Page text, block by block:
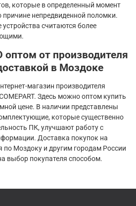
которые в определенный момент
причине непредвиденной поломки.
считаются более
оптом от производителя
в Моздоке
магазин производителя
Здесь можно оптом купить
цене. В наличии представлены
которые существенно
ПК, улучшают работу с
Доставка покупок на
по Моздоку и другим городам России
выбор покупателя способом.